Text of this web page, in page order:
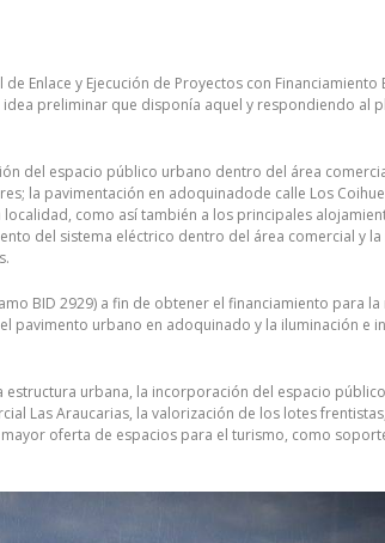
Enlace y Ejecución de Proyectos con Financiamiento
preliminar que disponía aquel y respondiendo al
del espacio público urbano dentro del área
la pavimentación en adoquinadode calle Los
como así también a los principales
del sistema eléctrico dentro del área comercial y la
BID 2929) a fin de obtener el financiamiento para
pavimento urbano en adoquinado y la iluminación e
urbana, la incorporación del espacio
Las Araucarias, la valorización de los lotes
oferta de espacios para el turismo, como